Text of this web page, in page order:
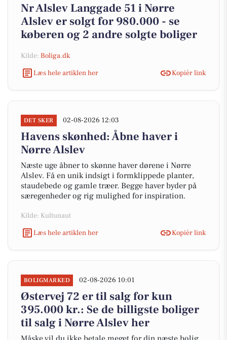
Nr Alslev Langgade 51 i Nørre
Alslev er solgt for 980.000 - se
køberen og 2 andre solgte boliger
Kilde: Boliga.dk
Læs hele artiklen her
Kopiér link
DET SKER 02-08-2026 12:03
Havens skønhed: Åbne haver i
Nørre Alslev
Næste uge åbner to skønne haver dørene i Nørre
Alslev. Få en unik indsigt i formklippede planter,
staudebede og gamle træer. Begge haver byder på
særegenheder og rig mulighed for inspiration.
Kilde: Kultunaut
Læs hele artiklen her
Kopiér link
BOLIGMARKED 02-08-2026 10:01
Østervej 72 er til salg for kun
395.000 kr.: Se de billigste boliger
til salg i Nørre Alslev her